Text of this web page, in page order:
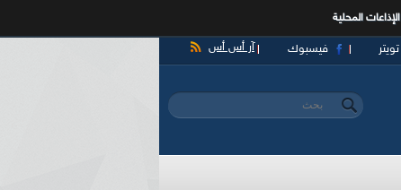
الإذاعات المحلية
آر أس أس فيسبوك تويتر
استمارة البحث
‏بحث ‏